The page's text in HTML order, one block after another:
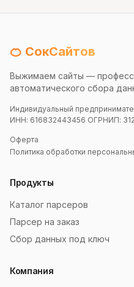
🍊 СокСайтов
Выжимаем сайты —
автоматического сбора
Индивидуальный
ИНН: 616832443456 ОГРНИП:
Оферта
Политика обработки
Продукты
Каталог парсеров
Парсер на заказ
Сбор данных под ключ
Компания